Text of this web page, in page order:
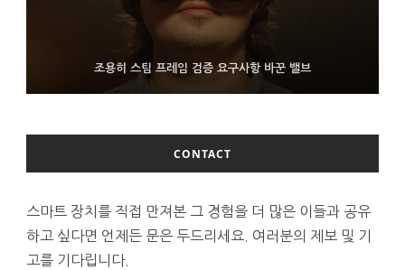
조용히 스팀 프레임 검증 요구사항 바꾼 밸브
9월 4일부터 서비스 접는 안드로이드 장치용 구글 어시스턴트
보인 삼성전자
CONTACT
스마트 장치를 직접 만져본 그 경험을 더 많은 이들과 공유
하고 싶다면 언제든 문은 두드리세요. 여러분의 제보 및 기
고를 기다립니다.